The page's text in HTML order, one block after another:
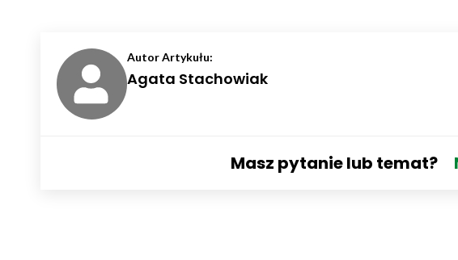
Autor Artykułu:
Agata Stachowiak
Masz pytanie lub temat?